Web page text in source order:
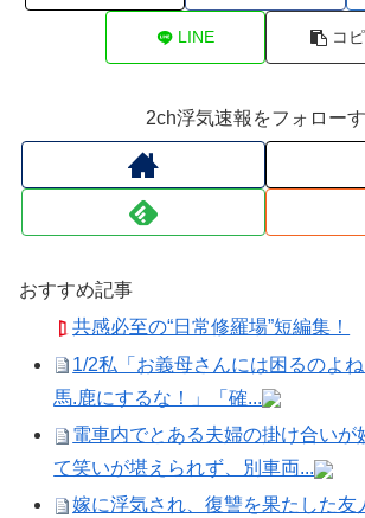
LINE コ
2ch浮気速報をフォロー
おすすめ記事
共感必至の“日常修羅場”短編集！
1/2私「お義母さんには困るのよ
馬.鹿にするな！」「確...
電車内でとある夫婦の掛け合いが
て笑いが堪えられず、別車両...
嫁に浮気され、復讐を果たした友